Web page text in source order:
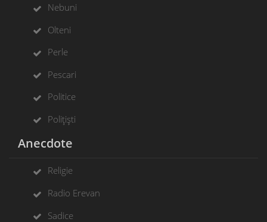
Nebuni
Olteni
Perle
Pescari
Politice
Polițiști
Anecdote
Religie
Radio Erevan
Sadice